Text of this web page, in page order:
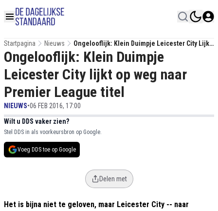
Startpagina Nieuws
Ongelooflijk: Klein Duimpje Leicester City Lijkt
Op Weg Naar Premier League Titel
Ongelooflijk: Klein Duimpje
Leicester City lijkt op weg naar
Premier League titel
NIEUWS•06 FEB 2016, 17:00
Wilt u DDS vaker zien?
Stel DDS in als voorkeursbron op Google.
Voeg DDS toe op Google
Delen met
Het is bijna niet te geloven, maar Leicester City -- naar